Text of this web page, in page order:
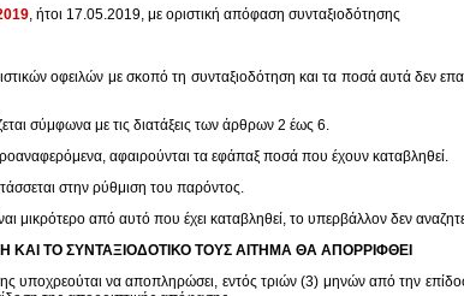
, ήτοι 17.05.2019, με οριστική απόφαση συνταξιοδότησης
οφειλών με σκοπό τη συνταξιοδότηση και τα ποσά αυτά δεν
σύμφωνα με τις διατάξεις των άρθρων 2 έως 6.
αφαιρούνται τα εφάπαξ ποσά που έχουν καταβληθεί.
στην ρύθμιση του παρόντος.
μικρότερο από αυτό που έχει καταβληθεί, το υπερβάλλον δεν
ΤΟ ΣΥΝΤΑΞΙΟΔΟΤΙΚΟ ΤΟΥΣ ΑΙΤΗΜΑ ΘΑ ΑΠΟΡΡΙΦΘΕΙ
υποχρεούται να αποπληρώσει, εντός τριών (3) μηνών από την